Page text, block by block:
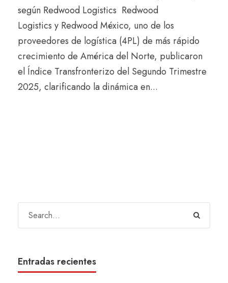
según Redwood Logistics Redwood
Logistics y Redwood México, uno de los
proveedores de logística (4PL) de más rápido
crecimiento de América del Norte, publicaron
el Índice Transfronterizo del Segundo Trimestre
2025, clarificando la dinámica en...
Entradas recientes